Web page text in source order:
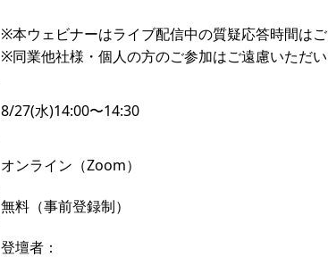
※本ウェビナーはライブ配信中の質疑応答時間は
※同業他社様・個人の方のご参加はご遠慮いただい
8/27(水)14:00〜14:30
オンライン（Zoom）
無料（事前登録制）
登壇者：